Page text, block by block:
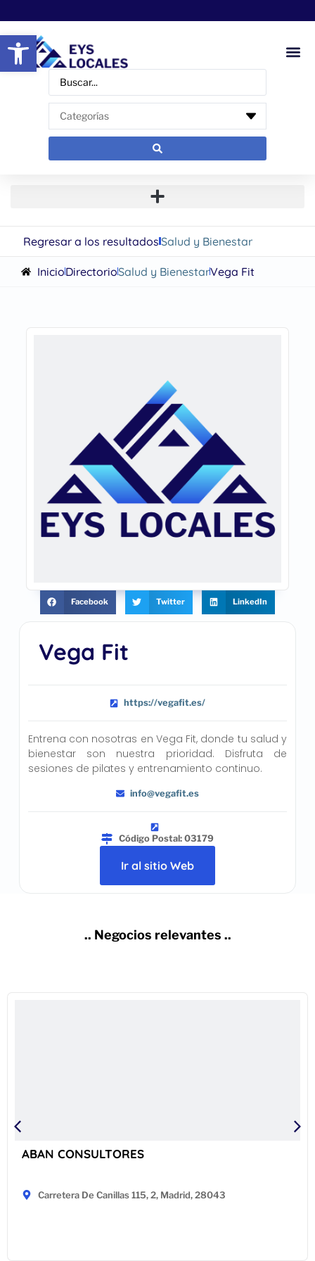
Abrir barra de herramientas
Regresar a los resultadosSalud y Bienestar
InicioDirectorioSalud y BienestarVega Fit
Vega Fit
https://vegafit.es/
Entrena con nosotras en Vega Fit, donde tu salud y
bienestar son nuestra prioridad. Disfruta de
sesiones de pilates y entrenamiento continuo.
info@vegafit.es
Código Postal: 03179
Ir al sitio Web
Facebook Twitter LinkedIn
.. Negocios relevantes ..
ABAN CONSULTORES
Carretera De Canillas 115, 2, Madrid, 28043